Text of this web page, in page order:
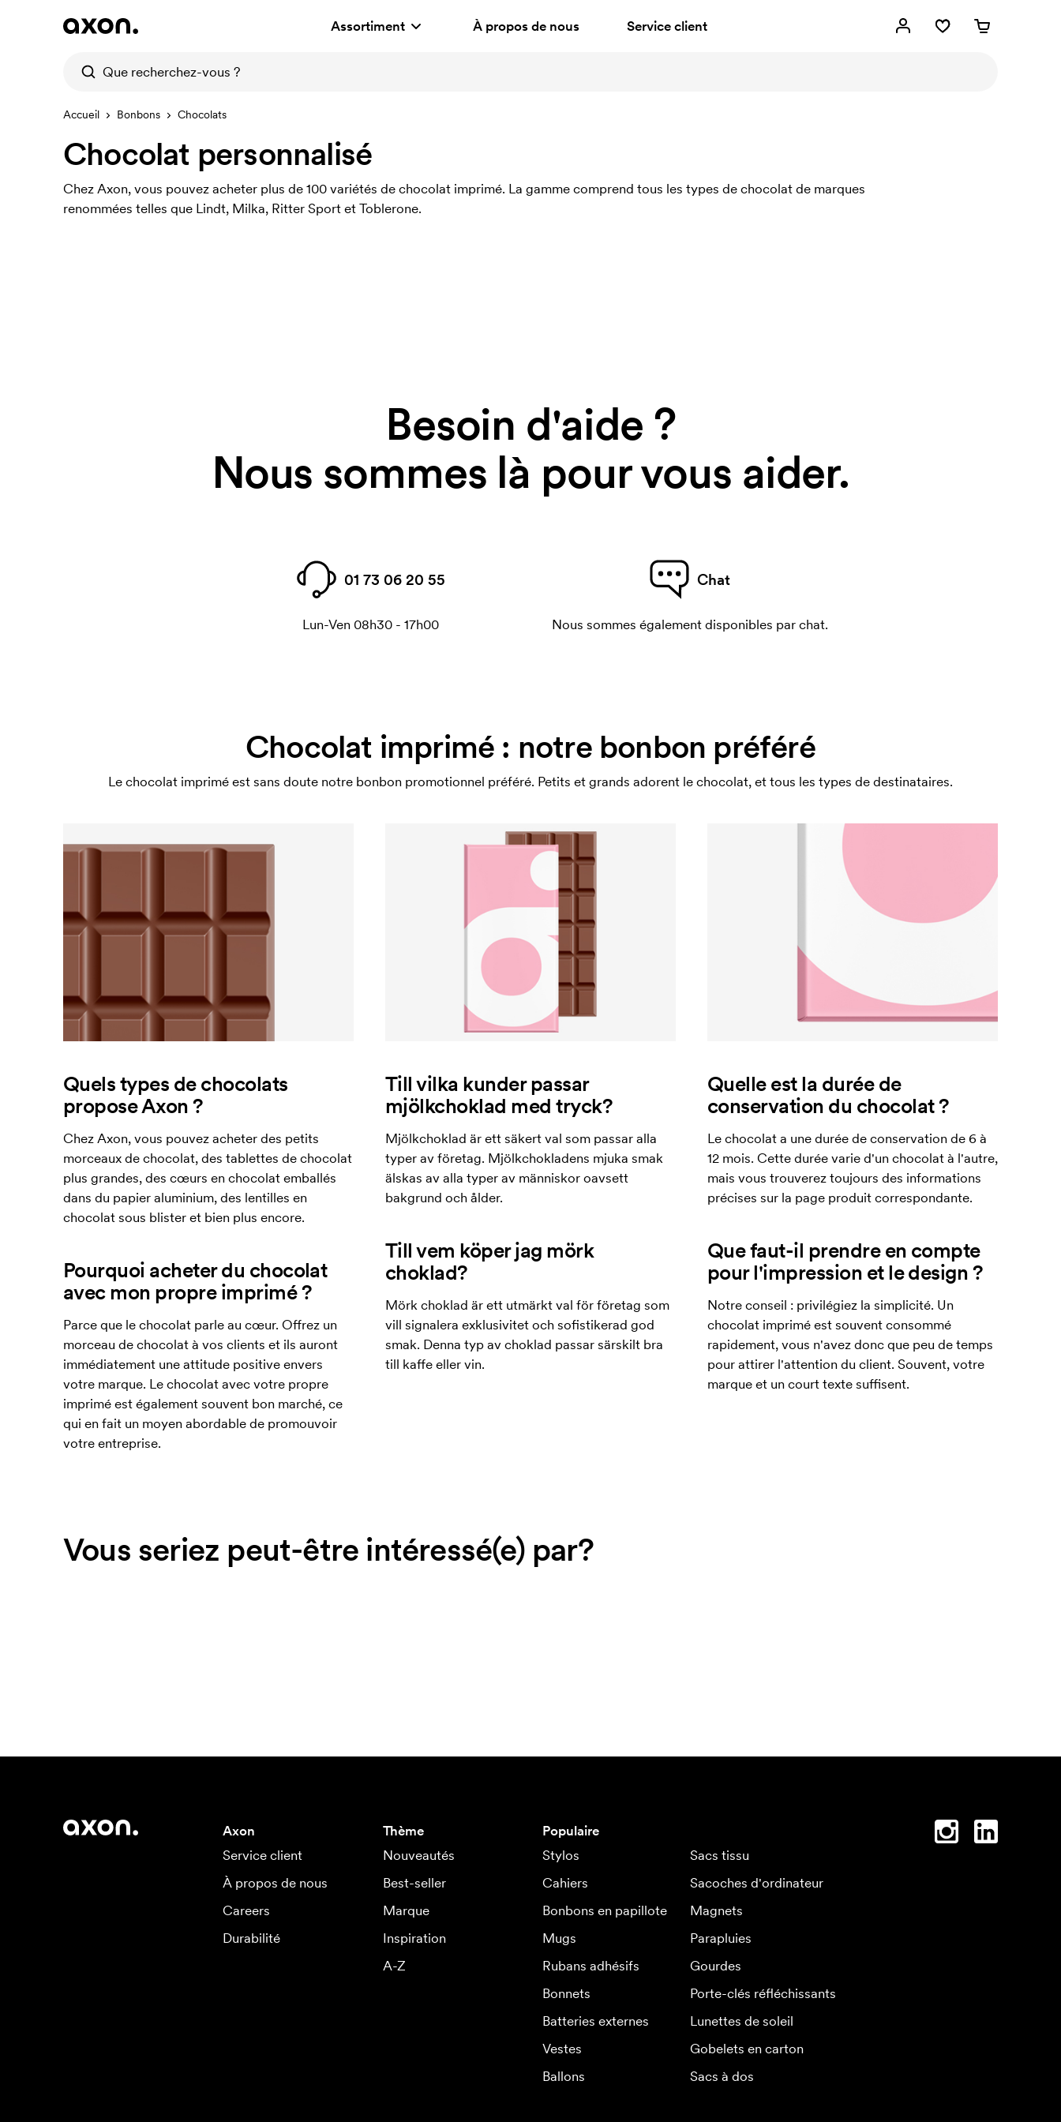
Assortiment À propos de nous Service client
Accueil Bonbons Chocolats
Chocolat personnalisé
Chez Axon, vous pouvez acheter plus de 100 variétés de chocolat imprimé. La gamme comprend tous les types de chocolat de marques
renommées telles que Lindt, Milka, Ritter Sport et Toblerone.
Besoin d'aide ?
Nous sommes là pour vous aider.
01 73 06 20 55
Lun-Ven 08h30 - 17h00
Chat
Nous sommes également disponibles par chat.
Chocolat imprimé : notre bonbon préféré
Le chocolat imprimé est sans doute notre bonbon promotionnel préféré. Petits et grands adorent le chocolat, et tous les types de destinataires.
Quels types de chocolats
propose Axon ?
Chez Axon, vous pouvez acheter des petits
morceaux de chocolat, des tablettes de chocolat
plus grandes, des cœurs en chocolat emballés
dans du papier aluminium, des lentilles en
chocolat sous blister et bien plus encore.
Pourquoi acheter du chocolat
avec mon propre imprimé ?
Parce que le chocolat parle au cœur. Offrez un
morceau de chocolat à vos clients et ils auront
immédiatement une attitude positive envers
votre marque. Le chocolat avec votre propre
imprimé est également souvent bon marché, ce
qui en fait un moyen abordable de promouvoir
votre entreprise.
Till vilka kunder passar
mjölkchoklad med tryck?
Mjölkchoklad är ett säkert val som passar alla
typer av företag. Mjölkchokladens mjuka smak
älskas av alla typer av människor oavsett
bakgrund och ålder.
Till vem köper jag mörk
choklad?
Mörk choklad är ett utmärkt val för företag som
vill signalera exklusivitet och sofistikerad god
smak. Denna typ av choklad passar särskilt bra
till kaffe eller vin.
Quelle est la durée de
conservation du chocolat ?
Le chocolat a une durée de conservation de 6 à
12 mois. Cette durée varie d'un chocolat à l'autre,
mais vous trouverez toujours des informations
précises sur la page produit correspondante.
Que faut-il prendre en compte
pour l'impression et le design ?
Notre conseil : privilégiez la simplicité. Un
chocolat imprimé est souvent consommé
rapidement, vous n'avez donc que peu de temps
pour attirer l'attention du client. Souvent, votre
marque et un court texte suffisent.
Vous seriez peut-être intéressé(e) par?
Axon
Service client
À propos de nous
Careers
Durabilité
Thème
Nouveautés
Best-seller
Marque
Inspiration
A-Z
Populaire
Stylos
Sacs tissu
Cahiers
Sacoches d'ordinateur
Bonbons en papillote
Magnets
Mugs
Parapluies
Rubans adhésifs
Gourdes
Bonnets
Porte-clés réfléchissants
Batteries externes
Lunettes de soleil
Vestes
Gobelets en carton
Ballons
Sacs à dos